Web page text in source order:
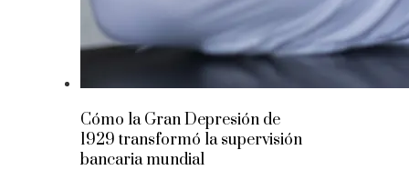
Cómo la Gran Depresión de
1929 transformó la supervisión
bancaria mundial